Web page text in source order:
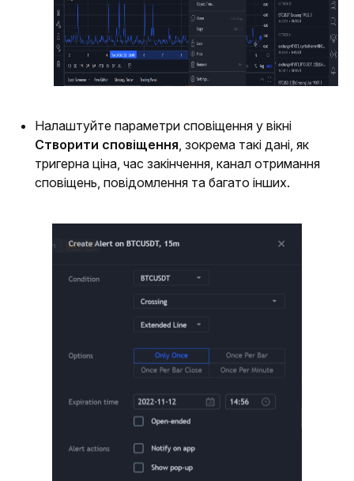
Створити сповіщення, зокрема такі дані, як
тригерна ціна, час закінчення, канал отримання
сповіщень, повідомлення та багато інших.